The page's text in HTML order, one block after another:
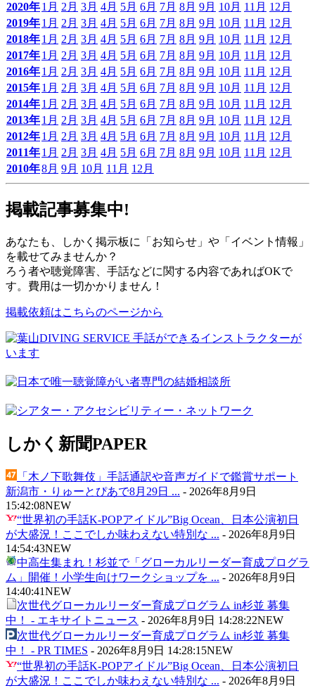
2020年1月 2月 3月 4月 5月 6月 7月 8月 9月 10月 11月 12月
2019年1月 2月 3月 4月 5月 6月 7月 8月 9月 10月 11月 12月
2018年1月 2月 3月 4月 5月 6月 7月 8月 9月 10月 11月 12月
2017年1月 2月 3月 4月 5月 6月 7月 8月 9月 10月 11月 12月
2016年1月 2月 3月 4月 5月 6月 7月 8月 9月 10月 11月 12月
2015年1月 2月 3月 4月 5月 6月 7月 8月 9月 10月 11月 12月
2014年1月 2月 3月 4月 5月 6月 7月 8月 9月 10月 11月 12月
2013年1月 2月 3月 4月 5月 6月 7月 8月 9月 10月 11月 12月
2012年1月 2月 3月 4月 5月 6月 7月 8月 9月 10月 11月 12月
2011年1月 2月 3月 4月 5月 6月 7月 8月 9月 10月 11月 12月
2010年8月 9月 10月 11月 12月
掲載記事募集中!
あなたも、しかく掲示板に「お知らせ」や「イベント情報」
を載せてみませんか？
ろう者や聴覚障害、手話などに関する内容であればOKで
す。費用は一切かかりません！
掲載依頼はこちらのページから
しかく新聞PAPER
「木ノ下歌舞伎」手話通訳や音声ガイドで鑑賞サポート
新潟市・りゅーとぴあで8月29日 ... - 2026年8月9日
15:42:08NEW
“世界初の手話K-POPアイドル”Big Ocean、日本公演初日
が大盛況！ここでしか味わえない特別な ... - 2026年8月9日
14:54:43NEW
中高生集まれ！杉並で「グローカルリーダー育成プログラ
ム」開催！小学生向けワークショップを ... - 2026年8月9日
14:40:41NEW
次世代グローカルリーダー育成プログラム in杉並 募集
中！ - エキサイトニュース - 2026年8月9日 14:28:22NEW
次世代グローカルリーダー育成プログラム in杉並 募集
中！ - PR TIMES - 2026年8月9日 14:28:15NEW
“世界初の手話K-POPアイドル”Big Ocean、日本公演初日
が大盛況！ここでしか味わえない特別な ... - 2026年8月9日